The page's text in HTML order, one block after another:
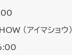
（アイマショウ）